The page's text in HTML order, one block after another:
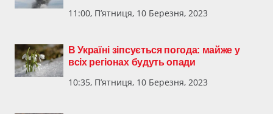
11:00, П’ятниця, 10 Березня, 2023
В Україні зіпсується погода: майже у
всіх регіонах будуть опади
10:35, П’ятниця, 10 Березня, 2023